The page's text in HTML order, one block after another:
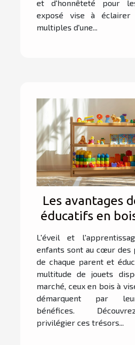
et d'honnêteté pour
exposé vise à éclairer
multiples d'une...
Les avantages
éducatifs en
L'éveil et
enfants sont au cœur des
de chaque parent et
multitude de jouets
marché, ceux en bois à
démarquent par
bénéfices.
privilégier ces trésors...